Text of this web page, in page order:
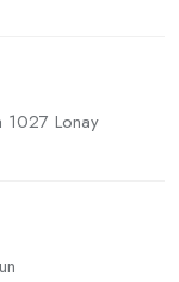
1027 Lonay